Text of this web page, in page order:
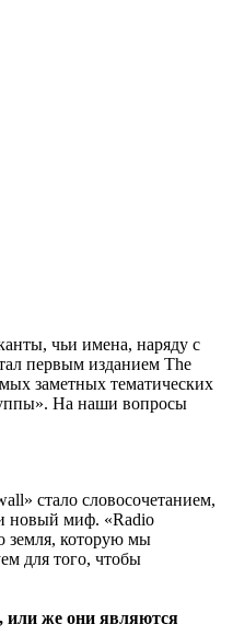
чьи имена, наряду с
первым изданием The
заметных тематических
На наши вопросы
стало словосочетанием,
новый миф. «Radio
земля, которую мы
для того, чтобы
или же они являются